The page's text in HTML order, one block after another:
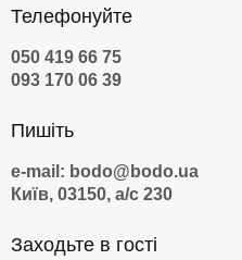
Телефонуйте
050 419 66 75
093 170 06 39
Пишіть
e-mail: bodo@bodo.ua
Київ, 03150, а/с 230
Заходьте в гості